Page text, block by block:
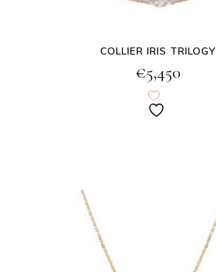
COLLIER IRIS TRILOGY
€5,450